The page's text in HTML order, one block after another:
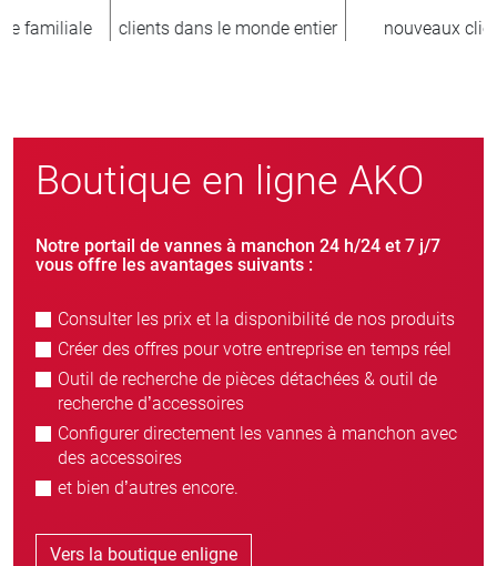
nouveaux clients/an unités vendues
Boutique en ligne AKO
Notre portail de vannes à manchon 24 h/24 et 7 j/7
vous offre les avantages suivants :
Consulter les prix et la disponibilité de nos produits
Créer des offres pour votre entreprise en temps réel
Outil de recherche de pièces détachées & outil de
recherche d’accessoires
Configurer directement les vannes à manchon avec
des accessoires
et bien d’autres encore.
Vers la boutique enligne